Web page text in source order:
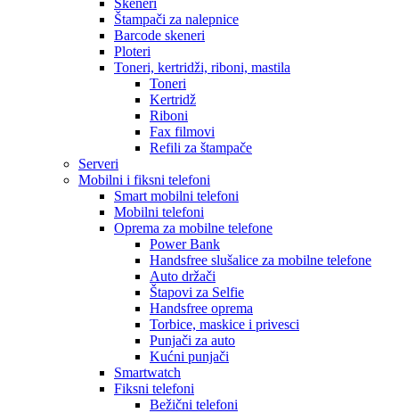
Skeneri
Štampači za nalepnice
Barcode skeneri
Ploteri
Toneri, kertridži, riboni, mastila
Toneri
Kertridž
Riboni
Fax filmovi
Refili za štampače
Serveri
Mobilni i fiksni telefoni
Smart mobilni telefoni
Mobilni telefoni
Oprema za mobilne telefone
Power Bank
Handsfree slušalice za mobilne telefone
Auto držači
Štapovi za Selfie
Handsfree oprema
Torbice, maskice i privesci
Punjači za auto
Kućni punjači
Smartwatch
Fiksni telefoni
Bežični telefoni